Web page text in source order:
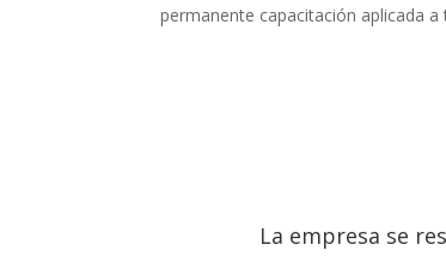
permanente capacitación aplicada a
La empresa se